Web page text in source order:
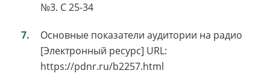
№3. С 25-34
Основные показатели аудитории на радио
[Электронный ресурс] URL:
https://pdnr.ru/b2257.html